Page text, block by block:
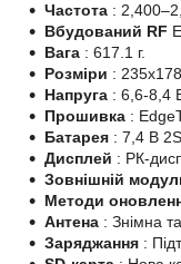
Частота :
Вбудований RF
Вага : 617.1 г.
Розміри :
Напруга : 6,6-8,4
Прошивка :
Батарея : 7,4 В
Дисплей : РК-
Зовнішній
Методи
Антена : Знімна
Заряджання :